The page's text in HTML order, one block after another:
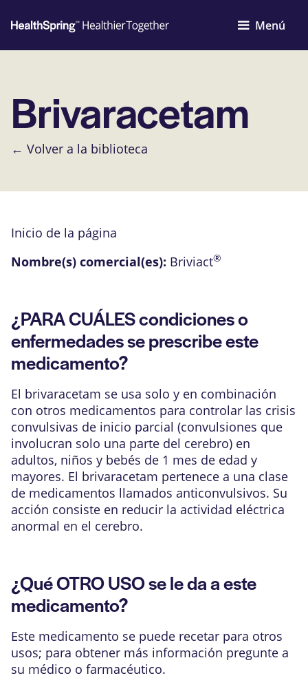
Menú
Brivaracetam
← Volver a la biblioteca
Inicio de la página
Nombre(s) comercial(es): Briviact®
¿PARA CUÁLES condiciones o
enfermedades se prescribe este
medicamento?
El brivaracetam se usa solo y en combinación
con otros medicamentos para controlar las crisis
convulsivas de inicio parcial (convulsiones que
involucran solo una parte del cerebro) en
adultos, niños y bebés de 1 mes de edad y
mayores. El brivaracetam pertenece a una clase
de medicamentos llamados anticonvulsivos. Su
acción consiste en reducir la actividad eléctrica
anormal en el cerebro.
¿Qué OTRO USO se le da a este
medicamento?
Este medicamento se puede recetar para otros
usos; para obtener más información pregunte a
su médico o farmacéutico.